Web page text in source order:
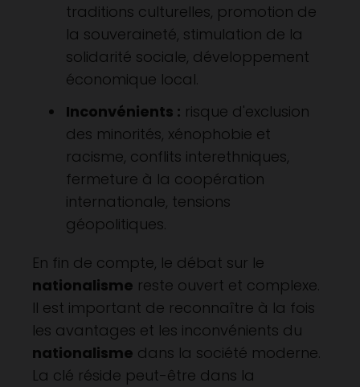
traditions culturelles, promotion de
la souveraineté, stimulation de la
solidarité sociale, développement
économique local.
Inconvénients : risque d'exclusion
des minorités, xénophobie et
racisme, conflits interethniques,
fermeture à la coopération
internationale, tensions
géopolitiques.
En fin de compte, le débat sur le
nationalisme reste ouvert et complexe.
Il est important de reconnaître à la fois
les avantages et les inconvénients du
nationalisme dans la société moderne.
La clé réside peut-être dans la